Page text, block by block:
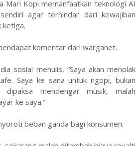
Mari Kopi memanfaatkan teknologi AI
agar terhindar dari kewajiban
ketiga.
komentar dari warganet.
sosial menulis, “Saya akan menolak
Saya ke sana untuk ngopi, bukan
dipaksa mendengar musik, malah
ke saya.”
beban ganda bagi konsumen.